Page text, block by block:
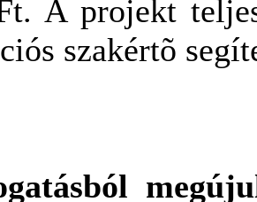
A projekt
szakértõ